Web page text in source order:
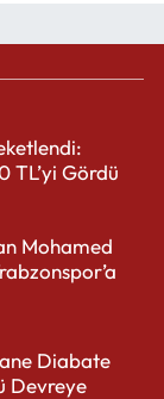
TL’yi Gördü
Mohamed
Diabate
Devreye